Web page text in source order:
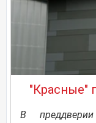
"Красные"
В